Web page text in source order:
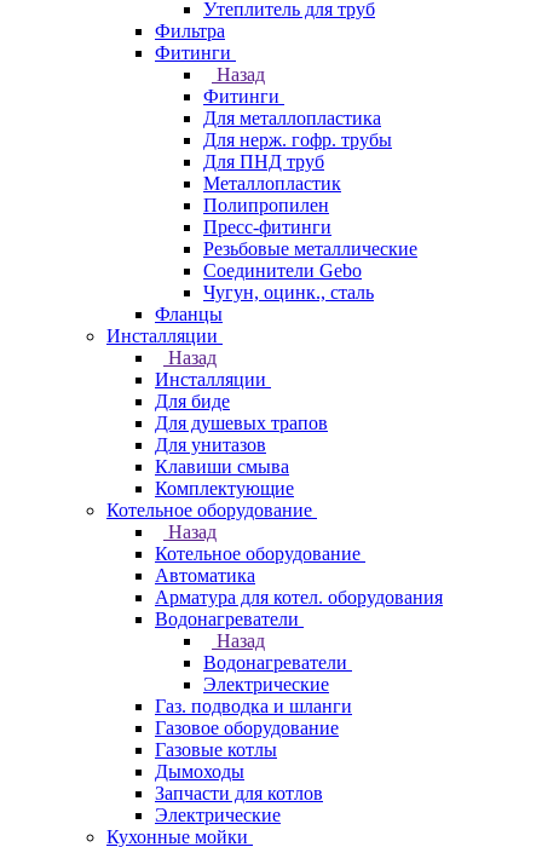
Утеплитель для труб
Фильтра
Фитинги
Назад
Фитинги
Для металлопластика
Для нерж. гофр. трубы
Для ПНД труб
Металлопластик
Полипропилен
Пресс-фитинги
Резьбовые металлические
Соединители Gebo
Чугун, оцинк., сталь
Фланцы
Инсталляции
Назад
Инсталляции
Для биде
Для душевых трапов
Для унитазов
Клавиши смыва
Комплектующие
Котельное оборудование
Назад
Котельное оборудование
Автоматика
Арматура для котел. оборудования
Водонагреватели
Назад
Водонагреватели
Электрические
Газ. подводка и шланги
Газовое оборудование
Газовые котлы
Дымоходы
Запчасти для котлов
Электрические
Кухонные мойки